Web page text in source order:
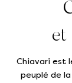
et
Chiavari est
peuplé de